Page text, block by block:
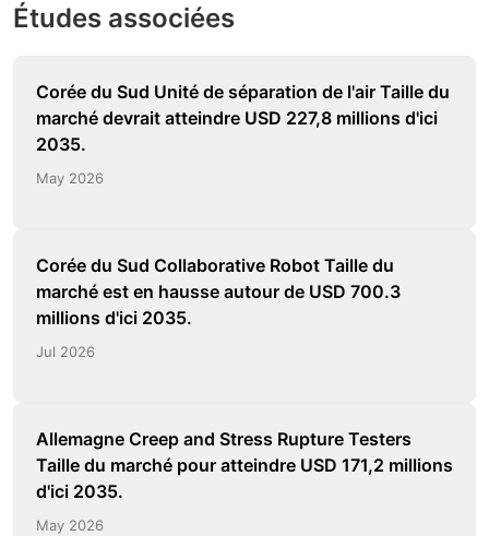
Études associées
Corée du Sud Unité de séparation de l'air Taille du
marché devrait atteindre USD 227,8 millions d'ici
2035.
May 2026
Corée du Sud Collaborative Robot Taille du
marché est en hausse autour de USD 700.3
millions d'ici 2035.
Jul 2026
Allemagne Creep and Stress Rupture Testers
Taille du marché pour atteindre USD 171,2 millions
d'ici 2035.
May 2026